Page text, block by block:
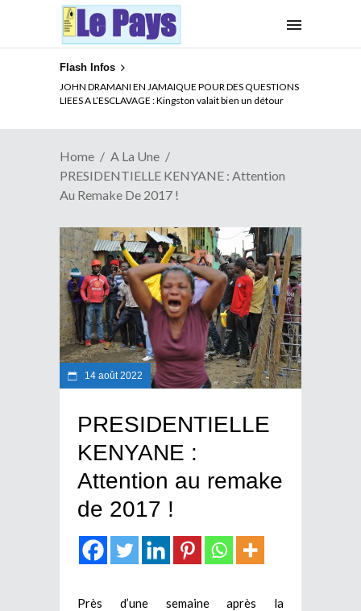
Flash Infos
JOHN DRAMANI EN JAMAIQUE POUR DES QUESTIONS
LIEES A L’ESCLAVAGE : Kingston valait bien un détour
ELECTION DE TALON A LA TETE DU SENAT BENINOIS :
Quand Patrice quitte le pouvoir sans partir !
Home
A La Une
PRESIDENTIELLE KENYANE : Attention
Au Remake De 2017 !
14 août 2022
PRESIDENTIELLE
KENYANE :
Attention au remake
de 2017 !
Près d’une semaine après la